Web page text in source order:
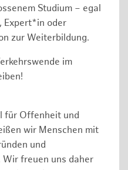
Studium – egal
Expert*in oder
zur Weiterbildung.
im
für Offenheit und
wir Menschen mit
und
Wir freuen uns daher